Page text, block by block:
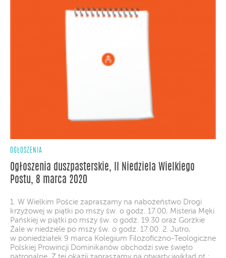
OGŁOSZENIA
Ogłoszenia duszpasterskie, II Niedziela Wielkiego
Postu, 8 marca 2020
1. W Wielkim Poście zapraszamy na nabożeństwo Drogi
krzyżowej w piątki po mszy św. o godz. 17.00, Misteria Męki
Pańskiej w piątki po mszy św. o godz. 19.30 oraz Gorzkie
Żale w niedziele po mszy św. o godz. 17.00. 2. Jutro,
w poniedziałek 9 marca Kolegium Filozoficzno-Teologiczne
Polskiej Prowincji Dominikanów obchodzi swe święto